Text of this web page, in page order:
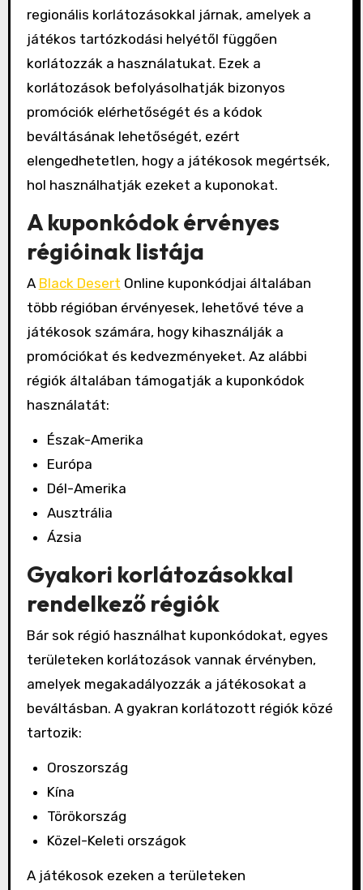
regionális korlátozásokkal járnak, amelyek a
játékos tartózkodási helyétől függően
korlátozzák a használatukat. Ezek a
korlátozások befolyásolhatják bizonyos
promóciók elérhetőségét és a kódok
beváltásának lehetőségét, ezért
elengedhetetlen, hogy a játékosok megértsék,
hol használhatják ezeket a kuponokat.
A kuponkódok érvényes
régióinak listája
A Black Desert Online kuponkódjai általában
több régióban érvényesek, lehetővé téve a
játékosok számára, hogy kihasználják a
promóciókat és kedvezményeket. Az alábbi
régiók általában támogatják a kuponkódok
használatát:
Észak-Amerika
Európa
Dél-Amerika
Ausztrália
Ázsia
Gyakori korlátozásokkal
rendelkező régiók
Bár sok régió használhat kuponkódokat, egyes
területeken korlátozások vannak érvényben,
amelyek megakadályozzák a játékosokat a
beváltásban. A gyakran korlátozott régiók közé
tartozik:
Oroszország
Kína
Törökország
Közel-Keleti országok
A játékosok ezeken a területeken